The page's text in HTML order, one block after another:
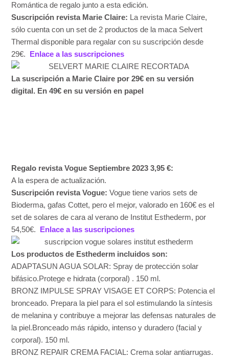
Románticade regalo junto aesta edición.
Suscripción revista Marie Claire: La revista Marie Claire,
sólo cuenta con un set de 2 productos de la maca Selvert
Thermal disponible para regalar con su suscripción desde
29€.
Enlace a las suscripciones
La suscripción a Marie Claire por 29€ en su versión
digital. En 49€ en su versión en papel
Regalo revista Vogue Septiembre 2023 3,95 €:
A la espera de actualización.
Suscripción revista Vogue: Vogue tiene varios sets de
Bioderma, gafas Cottet, pero el mejor, valorado en 160€ es el
set de solares de cara al verano de Institut Esthederm, por
54,50€.
Enlace a las suscripciones
Los productos de Esthederm incluidos son:
ADAPTASUN AGUA SOLAR: Spray de protección solar
bifásico.Protege e hidrata (corporal) . 150 ml.
BRONZ IMPULSE SPRAY VISAGE ET CORPS: Potencia el
bronceado. Prepara la piel para el sol estimulando la síntesis
de melanina y contribuye a mejorar las defensas naturales de
la piel.Bronceado más rápido, intenso y duradero (facial y
corporal). 150 ml.
BRONZ REPAIR CREMA FACIAL: Crema solar antiarrugas.